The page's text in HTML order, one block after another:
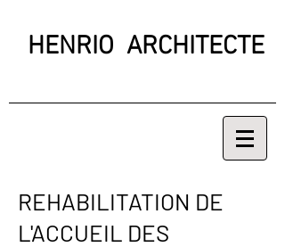
HENRIO ARCHITECTE
REHABILITATION DE
L'ACCUEIL DES